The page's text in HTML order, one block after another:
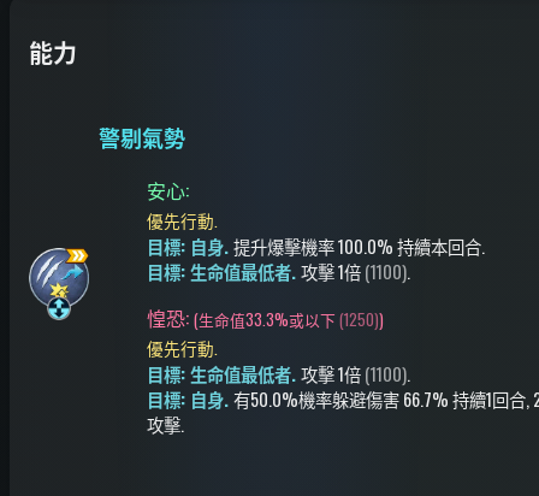
能力
警剔氣勢
安心:
優先行動.
目標: 自身.提升爆擊機率100.0%持續本回合.
目標: 生命值最低者.攻擊1倍(1100).
惶恐: (生命值33.3%或以下 (1250))
優先行動.
目標: 生命值最低者.攻擊1倍(1100).
目標: 自身.有50.0%機率躲避傷害66.7%持續1回合,
攻擊.